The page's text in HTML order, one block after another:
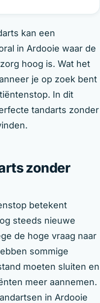
kan een
in Ardooie waar de
hoog is. Wat het
je op zoek bent
In dit
tandarts zonder
zonder
betekent
steeds nieuwe
de hoge vraag naar
sommige
moeten sluiten en
meer aannemen.
in Ardooie